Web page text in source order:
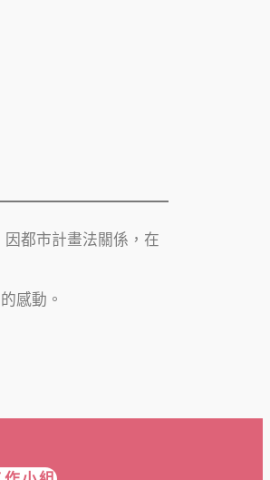
都市計畫法關係，在
感動。